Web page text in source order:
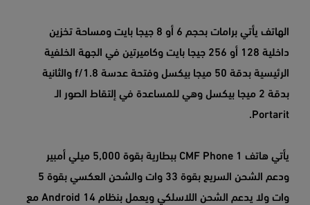
الهاتف يأتي برامات بحجم 6 أو 8 جيجا بايت ومساحة تخزين
داخلية 128 أو 256 جيجا بايت وكاميرتين في الجهة الخلفية
الرئيسية بدقة 50 ميجا بيكسل وفتحة عدسة f/1.8 والثانية
بدقة 2 ميجا بيكسل وهي للمساعدة في إلتقاط الصور الـ
Portarit.
يأتي هاتف CMF Phone 1 ببطارية بقوة 5,000 ميلي أمبير
ودعم الشحن السريع بقوة 33 وات والشحن العكسي بقوة 5
وات ولا يدعم الشحن اللاسلكي ويعمل بنظام Android 14 مع